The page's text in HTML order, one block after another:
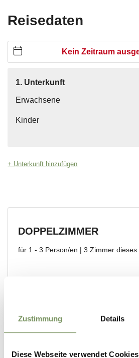
Zustimmung Details
Diese Webseite verwendet Cookies